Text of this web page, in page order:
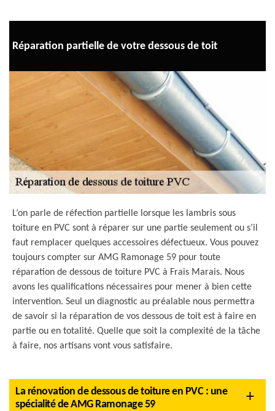
Réparation partielle de votre dessous de toit
L’on parle de réfection partielle lorsque les lambris sous
toiture en PVC sont à réparer sur une partie seulement ou s’il
faut remplacer quelques accessoires défectueux. Vous pouvez
toujours compter sur AMG Ramonage 59 pour toute
réparation de dessous de toiture PVC à Frais Marais. Nous
avons les qualifications nécessaires pour mener à bien cette
intervention. Seul un diagnostic au préalable nous permettra
de savoir si la réparation de vos dessous de toit est à faire en
partie ou en totalité. Quelle que soit la complexité de la tâche
à faire, nos artisans vont vous satisfaire.
La rénovation de dessous de toiture en PVC : une
spécialité de AMG Ramonage 59